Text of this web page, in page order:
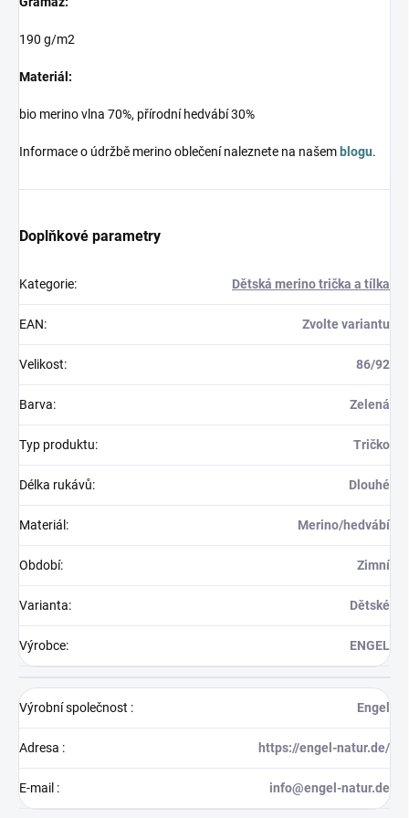
190 g/m2
Materiál:
bio merino vlna 70%, přírodní hedvábí 30%
Informace o údržbě merino oblečení naleznete na našem blogu.
Doplňkové parametry
Kategorie: Dětská merino trička a tílka
EAN: Zvolte variantu
Velikost: 86/92
Barva: Zelená
Typ produktu: Tričko
Délka rukávů: Dlouhé
Materiál : Merino/hedvábí
Období: Zimní
Varianta: Dětské
Výrobce: ENGEL
Výrobní společnost : Engel
Adresa : https://engel-natur.de/
E-mail : info@engel-natur.de